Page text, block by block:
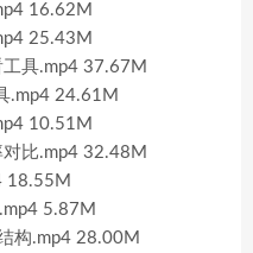
16.62M
25.43M
具.mp4 37.67M
.mp4 24.61M
10.51M
比.mp4 32.48M
18.55M
5.87M
构.mp4 28.00M